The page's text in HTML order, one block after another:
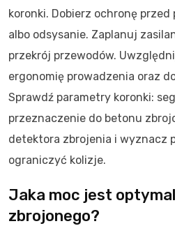
koronki. Dobierz ochronę przed
albo odsysanie. Zaplanuj
przekrój przewodów.
ergonomię prowadzenia oraz
Sprawdź parametry koronki:
przeznaczenie do betonu
detektora zbrojenia i wyznacz
ograniczyć kolizje.
Jaka moc jest
zbrojonego?